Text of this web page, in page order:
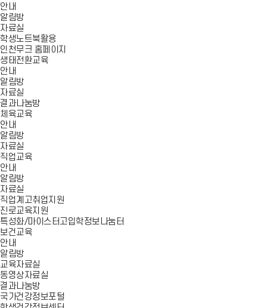
안내
알림방
자료실
학생노트북활용
인천무크 홈페이지
생태전환교육
안내
알림방
자료실
결과나눔방
체육교육
안내
알림방
자료실
직업교육
안내
알림방
자료실
직업계고취업지원
진로교육지원
특성화/마이스터고입학정보나눔터
보건교육
안내
알림방
교육자료실
동영상자료실
결과나눔방
국가건강정보포털